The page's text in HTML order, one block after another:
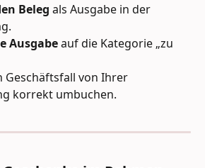
Beleg als Ausgabe in der
Ausgabe auf die Kategorie „zu
Geschäftsfall von Ihrer
korrekt umbuchen.